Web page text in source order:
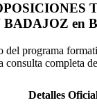
BADAJOZ en
del programa
consulta completa
Detalles